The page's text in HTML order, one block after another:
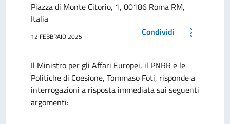
Piazza di Monte Citorio, 1, 00186 Roma RM,
Italia
12 FEBBRAIO 2025 Condividi
Il Ministro per gli Affari Europei, il PNRR e le
Politiche di Coesione, Tommaso Foti, risponde a
interrogazioni a risposta immediata sui seguenti
argomenti: